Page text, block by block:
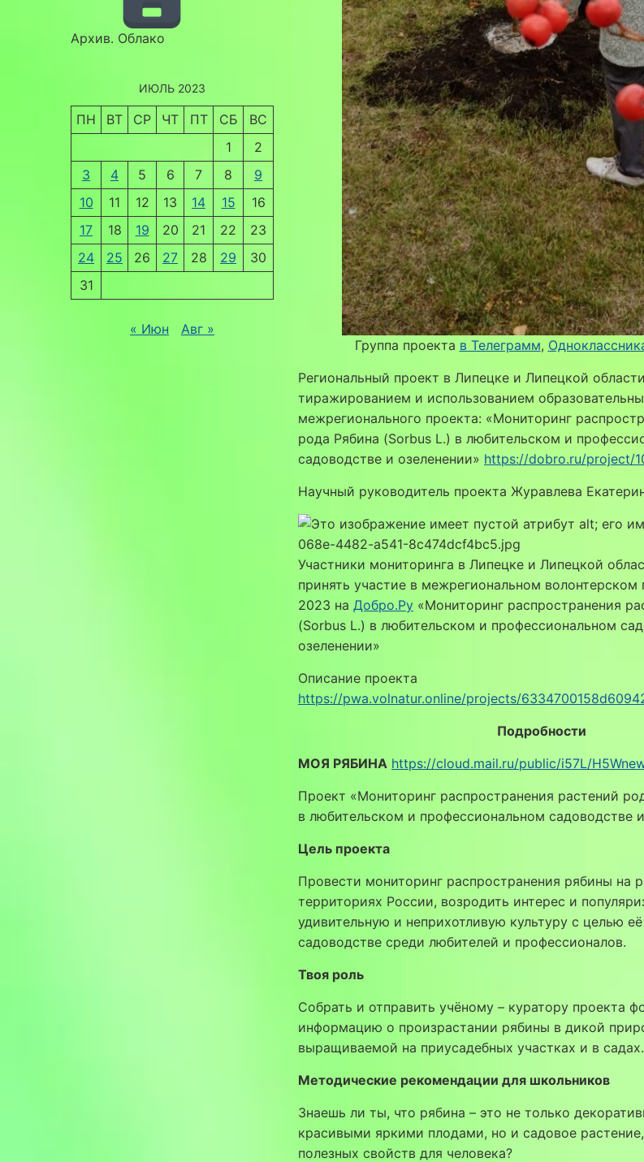
Архив. Облако
ИЮЛЬ 2023
ПН ВТ СР ЧТ ПТ СБ
ВС
1
2
3
4 5 6 7 8
9
10
11 12 13 14 15
16
17
18 19 20 21 22
23
24
25 26 27 28 29
30
31
« Июн Авг »
Группа проекта в Телеграмм,
Региональный проект в Липецке и Липецкой
тиражированием и использованием
межрегионального проекта: «Мониторинг
рода Рябина (Sorbus L.) в любительском и
садоводстве и озеленении» https://dobro.ru/project/
Научный руководитель проекта Журавлева
Участники мониторинга в Липецке и Липецкой
принять участие в межрегиональном волонтерском
2023 на Добро.Ру «Мониторинг распространения
(Sorbus L.) в любительском и профессиональном
озеленении»
Описание проекта
https://pwa.volnatur.online/projects/
Подробности
МОЯ РЯБИНА https://cloud.mail.ru/public/i57L/
Проект «Мониторинг распространения растений
в любительском и профессиональном садоводстве
Цель проекта
Провести мониторинг распространения рябины на
территориях России, возродить интерес и
удивительную и неприхотливую культуру с целью
садоводстве среди любителей и профессионалов.
Твоя роль
Собрать и отправить учёному – куратору проекта
информацию о произрастании рябины в дикой
выращиваемой на приусадебных участках и в садах.
Методические рекомендации для школьников
Знаешь ли ты, что рябина – это не только
красивыми яркими плодами, но и садовое
полезных свойств для человека?